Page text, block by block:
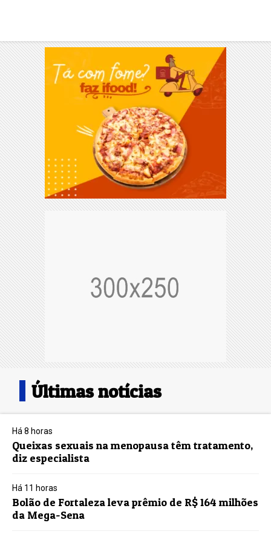
Últimas notícias
Há 8 horas
Queixas sexuais na menopausa têm tratamento,
diz especialista
Há 11 horas
Bolão de Fortaleza leva prêmio de R$ 164 milhões
da Mega-Sena